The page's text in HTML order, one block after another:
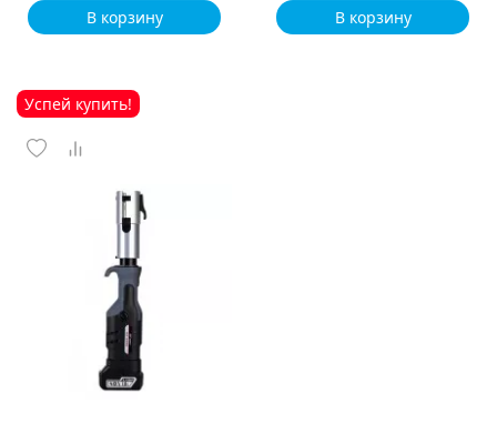
В корзину В корзину
Успей купить!